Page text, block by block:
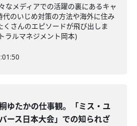
なメディアでの活躍の裏にあるキャ
代のいじめ対策の方法や海外に住み
さんのエピソードが飛び出しま
ラルマネジメント岡本)
ゆたかの仕事観。「ミス・ユ
ース日本大会」での知られざ